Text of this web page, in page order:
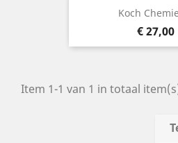
Koch
Prijs
€ 27,00
Item 1-1 van 1 in totaal